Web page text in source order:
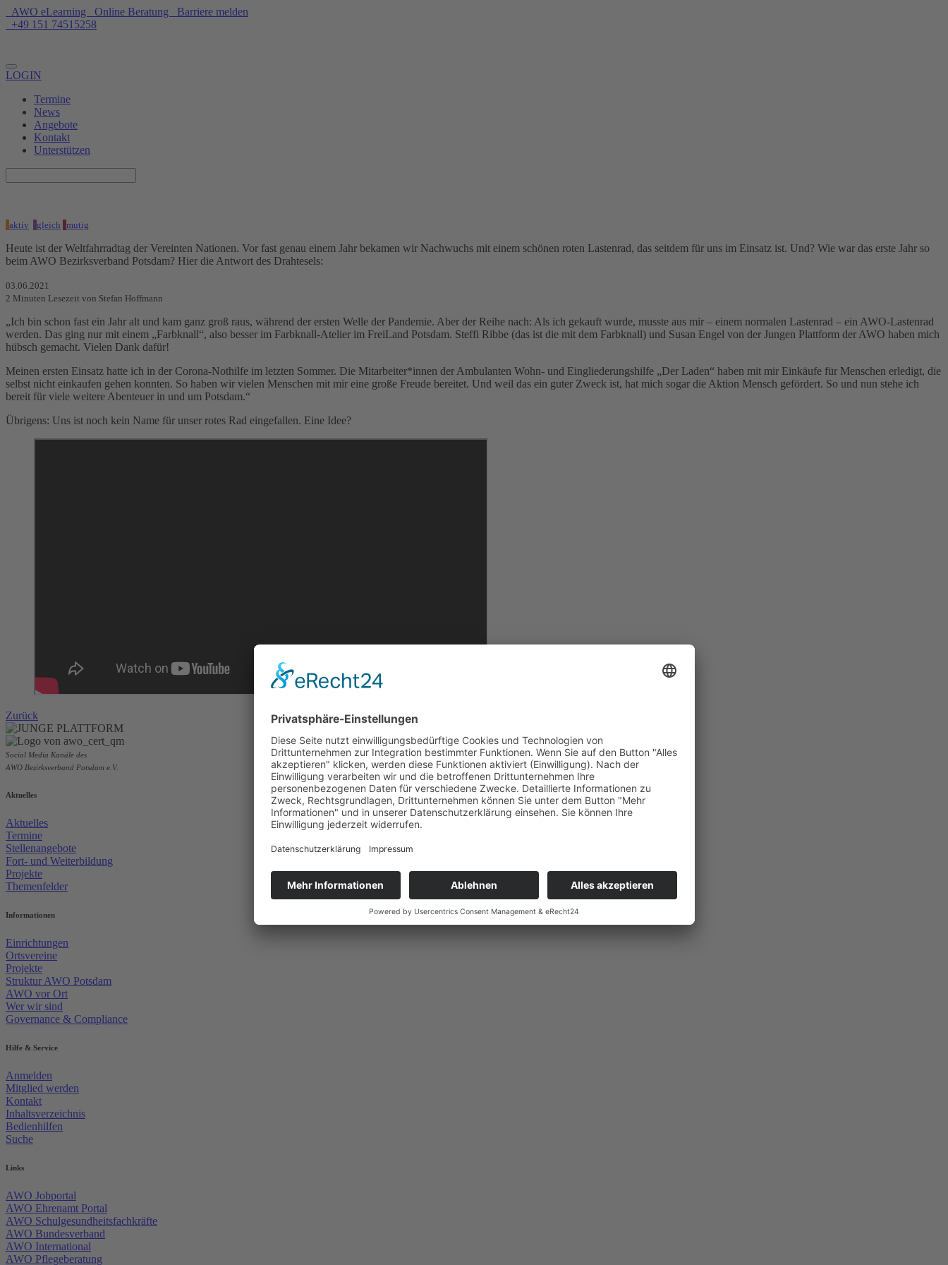
AWO eLearning Online Beratung
Barriere melden
+49 151 74515258
LOGIN
Termine
News
Angebote
Kontakt
Unterstützen
aktiv gleich mutig
Heute ist der Weltfahrradtag der Vereinten Nationen. Vor fast genau einem Jahr bekamen wir Nachwuchs mit einem schönen roten Lastenrad, das seitdem für uns im Einsatz ist. Und? Wie war das erste Jahr so
beim AWO Bezirksverband Potsdam? Hier die Antwort des Drahtesels:
03.06.2021
2 Minuten Lesezeit von Stefan Hoffmann
„Ich bin schon fast ein Jahr alt und kam ganz groß raus, während der ersten Welle der Pandemie. Aber der Reihe nach: Als ich gekauft wurde, musste aus mir – einem normalen Lastenrad – ein AWO-Lastenrad
werden. Das ging nur mit einem „Farbknall“, also besser im Farbknall-Atelier im FreiLand Potsdam. Steffi Ribbe (das ist die mit dem Farbknall) und Susan Engel von der Jungen Plattform der AWO haben mich
hübsch gemacht. Vielen Dank dafür!
Meinen ersten Einsatz hatte ich in der Corona-Nothilfe im letzten Sommer. Die Mitarbeiter*innen der Ambulanten Wohn- und Eingliederungshilfe „Der Laden“ haben mit mir Einkäufe für Menschen erledigt, die
selbst nicht einkaufen gehen konnten. So haben wir vielen Menschen mit mir eine große Freude bereitet. Und weil das ein guter Zweck ist, hat mich sogar die Aktion Mensch gefördert. So und nun stehe ich
bereit für viele weitere Abenteuer in und um Potsdam.“
Übrigens: Uns ist noch kein Name für unser rotes Rad eingefallen. Eine Idee?
Zurück
Social Media Kanäle des
AWO Bezirksverband Potsdam e.V.
Aktuelles
Aktuelles
Termine
Stellenangebote
Fort- und Weiterbildung
Projekte
Themenfelder
Informationen
Einrichtungen
Ortsvereine
Projekte
Struktur AWO Potsdam
AWO vor Ort
Wer wir sind
Governance & Compliance
Hilfe & Service
Anmelden
Mitglied werden
Kontakt
Inhaltsverzeichnis
Bedienhilfen
Suche
Links
AWO Jobportal
AWO Ehrenamt Portal
AWO Schulgesundheitsfachkräfte
AWO Bundesverband
AWO International
AWO Pflegeberatung